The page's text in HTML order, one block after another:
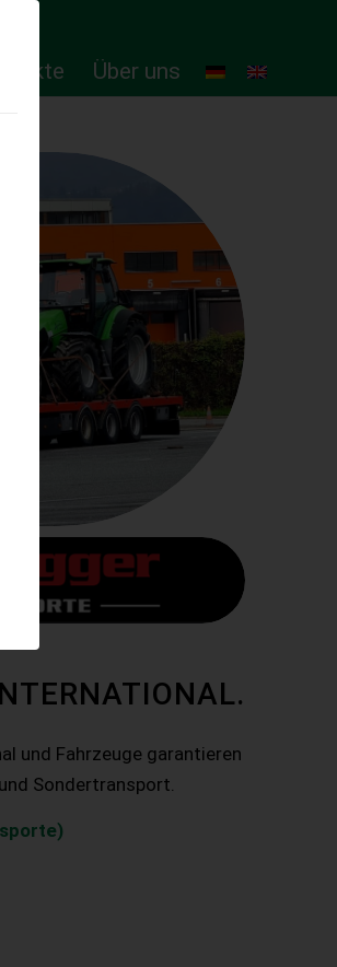
Über uns
und Fahrzeuge garantieren
Sondertransport.